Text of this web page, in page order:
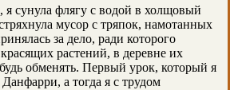
я сунула флягу с водой в холщовый
мусор с тряпок, намотанных
за дело, ради которого
растений, в деревне их
обменять. Первый урок, который я
а тогда я с трудом